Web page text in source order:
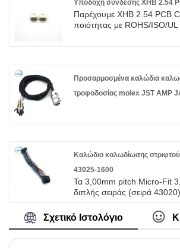
Υποδοχή σύνδεσης XHB 2.54
Παρέχουμε XHB 2.54 PCB
ποιότητας με ROHS/ISO/UL
Περιμένουμε να γίνουμε ο
συνεργάτης σας στην Κίνα.
Προσαρμοσμένα καλώδια
τροφοδοσίας molex JST AMP
Καλώδιο καλωδίωσης
43025-1600
Τα 3,00mm pitch Micro-Fit
διπλής σειράς (σειρά
Ένα μοναδικό συμπαγές
πυκνότητας σύστημα
Σχετικό Ιστολόγιο